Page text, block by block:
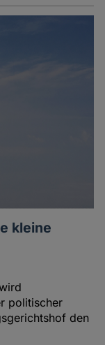
kleine
politischer
den